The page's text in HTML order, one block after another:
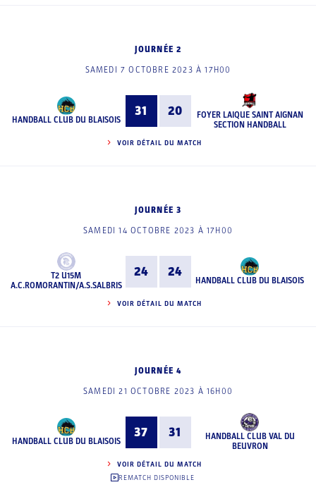
JOURNÉE 2
SAMEDI 7 OCTOBRE 2023 À 17H00
HANDBALL CLUB DU BLAISOIS
31 20
FOYER LAIQUE SAINT AIGNAN
SECTION HANDBALL
VOIR DÉTAIL DU MATCH
JOURNÉE 3
SAMEDI 14 OCTOBRE 2023 À 17H00
T2 U15M
A.C.ROMORANTIN/A.S.SALBRIS
24 24
HANDBALL CLUB DU BLAISOIS
VOIR DÉTAIL DU MATCH
JOURNÉE 4
SAMEDI 21 OCTOBRE 2023 À 16H00
HANDBALL CLUB DU BLAISOIS
37 31
HANDBALL CLUB VAL DU
BEUVRON
VOIR DÉTAIL DU MATCH
REMATCH DISPONIBLE